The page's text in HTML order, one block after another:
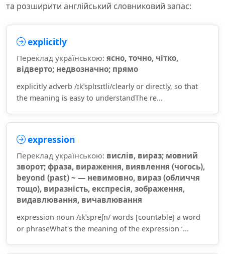
та розширити англійський словниковий запас:
explicitly
Переклад українською: ясно, точно, чітко,
відверто; недвозначно; прямо
explicitly adverb /ɪkˈsplɪsɪtli/clearly or directly, so that
the meaning is easy to understandThe re...
expression
Переклад українською: вислів, вираз; мовний
зворот; фраза, вираження, виявлення (чогось),
beyond (past) ~ — невимовно, вираз (обличчя
тощо), виразність, експресія, зображення,
видавлювання, вичавлювання
expression noun /ɪkˈspreʃn/ words [countable] a word
or phraseWhat's the meaning of the expression ‘...